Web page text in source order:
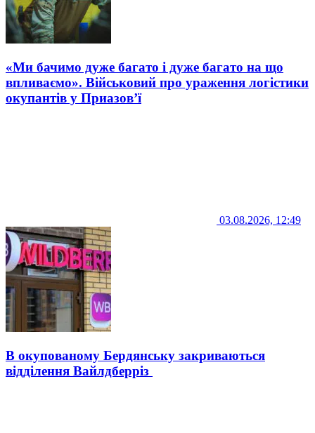
«Ми бачимо дуже багато і дуже багато на що
впливаємо». Військовий про ураження логістики
окупантів у Приазов’ї
03.08.2026, 12:49
В окупованому Бердянську закриваються
відділення Вайлдберріз